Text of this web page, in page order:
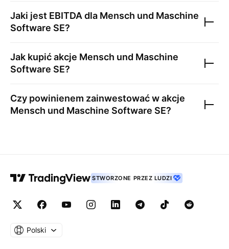
Jaki jest EBITDA dla Mensch und Maschine
Software SE?
Jak kupić akcje Mensch und Maschine
Software SE?
Czy powinienem zainwestować w akcje
Mensch und Maschine Software SE?
STWORZONE PRZEZ LUDZI
Polski